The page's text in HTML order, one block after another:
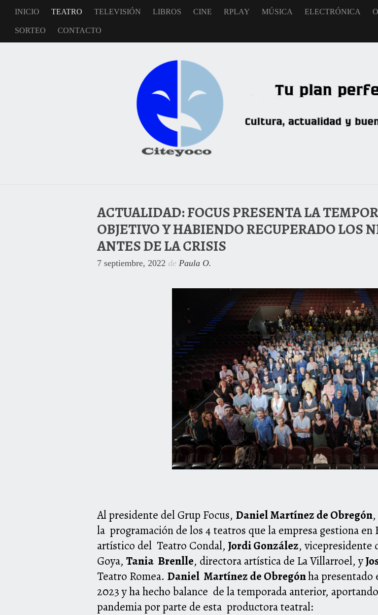
INICIO TEATRO TELEVISIÓN LIBROS CINE RPLAY MÚSICA ELECTRÓNICA
SORTEO CONTACTO
ACTUALIDAD: FOCUS PRESENTA LA
OBJETIVO Y HABIENDO RECUPERADO LOS
ANTES DE LA CRISIS
7 septiembre, 2022 de Paula O.
Al presidente del Grup Focus, Daniel Martínez de Obregón
la programación de los 4 teatros que la empresa gestiona en
artístico del Teatro Condal, Jordi González, vicepresidente
Goya, Tania Brenlle, directora artística de La Villarroel, y
Teatro Romea. Daniel Martínez de Obregónha presentado
2023 y ha hecho balance de la temporada anterior,
pandemia por parte de esta productora teatral: